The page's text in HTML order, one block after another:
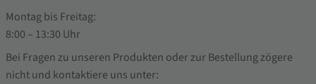
Montag bis Freitag:
8:00 – 13:30 Uhr
Bei Fragen zu unseren Produkten oder zur Bestellung zögere
nicht und kontaktiere uns unter: